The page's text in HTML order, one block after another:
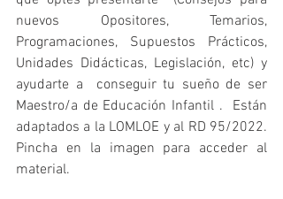
nuevos Opositores, Temarios,
Programaciones, Supuestos Prácticos,
Unidades Didácticas, Legislación, etc) y
ayudarte a  conseguir tu sueño de ser
Maestro/a de Educación Infantil .  Están
adaptados a la LOMLOE y al RD 95/2022.
Pincha en la imagen para acceder al
material.